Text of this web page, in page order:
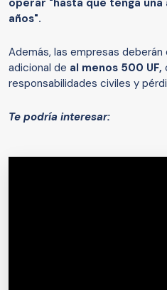
operar "hasta que tenga una
años".
Además, las empresas
adicional de al menos 500 UF,
responsabilidades civiles y
Te podría interesar: